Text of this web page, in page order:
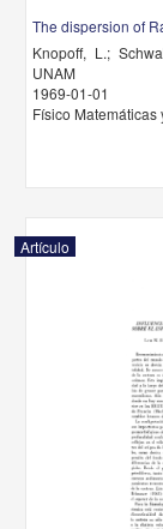
The dispersion of
Knopoff, L.;
UNAM
1969-01-01
Físico
Artículo